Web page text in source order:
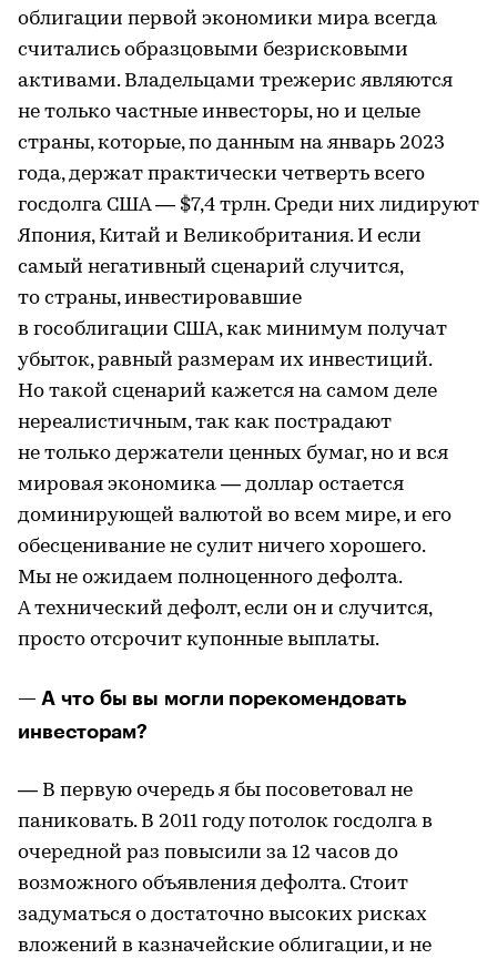
облигации первой экономики мира всегда
считались образцовыми безрисковыми
активами. Владельцами трежерис являются
не только частные инвесторы, но и целые
страны, которые, по данным на январь 2023
года, держат практически четверть всего
госдолга США — $7,4 трлн. Среди них лидируют
Япония, Китай и Великобритания. И если
самый негативный сценарий случится,
то страны, инвестировавшие
в гособлигации США, как минимум получат
убыток, равный размерам их инвестиций.
Но такой сценарий кажется на самом деле
нереалистичным, так как пострадают
не только держатели ценных бумаг, но и вся
мировая экономика — доллар остается
доминирующей валютой во всем мире, и его
обесценивание не сулит ничего хорошего.
Мы не ожидаем полноценного дефолта.
А технический дефолт, если он и случится,
просто отсрочит купонные выплаты.
— А что бы вы могли порекомендовать
инвесторам?
— В первую очередь я бы посоветовал не
паниковать. В 2011 году потолок госдолга в
очередной раз повысили за 12 часов до
возможного объявления дефолта. Стоит
задуматься о достаточно высоких рисках
вложений в казначейские облигации, и не